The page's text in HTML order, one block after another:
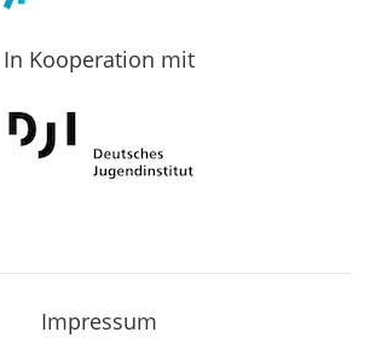
In Kooperation mit
Impressum